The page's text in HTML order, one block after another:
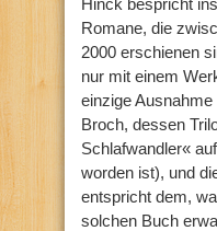
Romane, die
2000 erschienen
nur mit einem
einzige
Broch, dessen
Schlafwandler«
worden ist), und
entspricht dem,
solchen Buch